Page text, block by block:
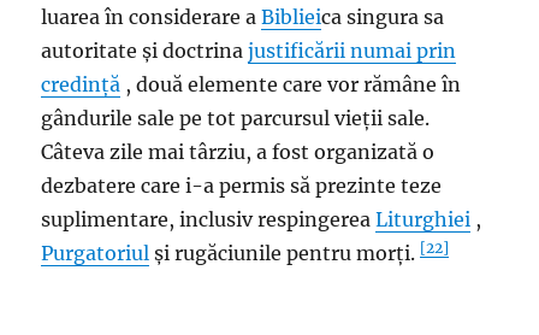
luarea în considerare aBiblieica singura sa
autoritate și doctrinajustificării numai prin
credință , două elemente care vor rămâne în
gândurile sale pe tot parcursul vieții sale.
Câteva zile mai târziu, a fost organizată o
dezbatere care i-a permis să prezinte teze
suplimentare, inclusiv respingereaLiturghiei ,
Purgatoriul și rugăciunile pentru morți.[22]